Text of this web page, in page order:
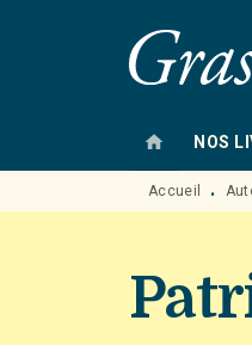
MENU
home NOS
Accueil •